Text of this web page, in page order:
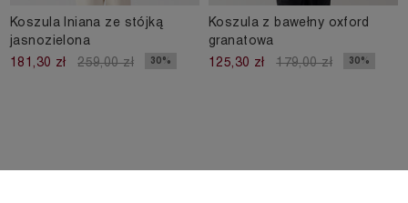
Koszula lniana ze stójką
jasnozielona
181,30 zł
259,00 zł 30%
Koszula z bawełny oxford
granatowa
125,30 zł
179,00 zł 30%